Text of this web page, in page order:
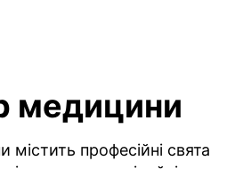
медицини
професійні свята